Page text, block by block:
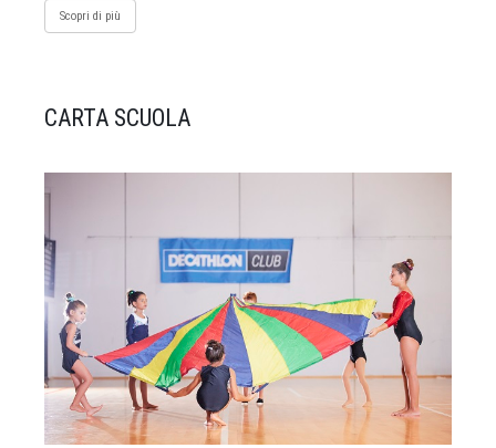
Scopri di più
CARTA SCUOLA